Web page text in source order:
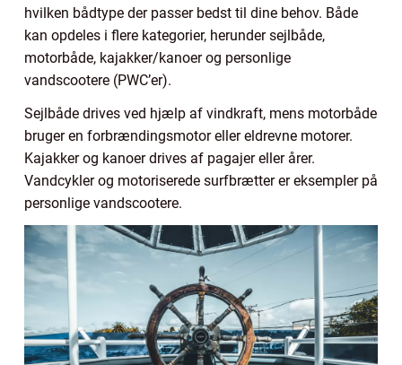
hvilken bådtype der passer bedst til dine behov. Både
kan opdeles i flere kategorier, herunder sejlbåde,
motorbåde, kajakker/kanoer og personlige
vandscootere (PWC’er).
Sejlbåde drives ved hjælp af vindkraft, mens motorbåde
bruger en forbrændingsmotor eller eldrevne motorer.
Kajakker og kanoer drives af pagajer eller årer.
Vandcykler og motoriserede surfbrætter er eksempler på
personlige vandscootere.